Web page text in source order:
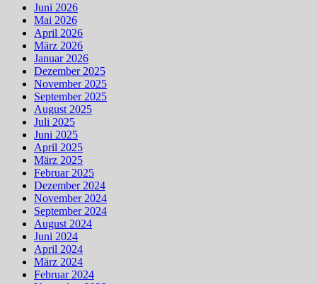
Juni 2026
Mai 2026
April 2026
März 2026
Januar 2026
Dezember 2025
November 2025
September 2025
August 2025
Juli 2025
Juni 2025
April 2025
März 2025
Februar 2025
Dezember 2024
November 2024
September 2024
August 2024
Juni 2024
April 2024
März 2024
Februar 2024